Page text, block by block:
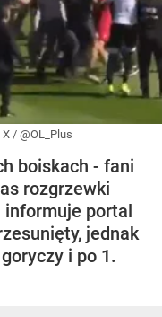
X / @OL_Plus
boiskach - fani
rozgrzewki
informuje portal
jednak
i po 1.